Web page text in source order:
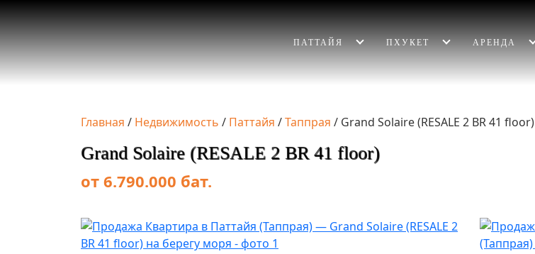
ПАТТАЙЯ ПХУКЕТ АРЕНДА
Главная / Недвижимость / Паттайя /Таппрая / Grand Solaire (RESALE 2 BR 41 floor)
Grand Solaire (RESALE 2 BR 41 floor)
от 6.790.000 бат.